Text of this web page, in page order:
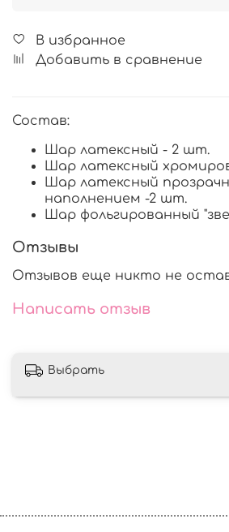
В избранное
Добавить в сравнение
Состав:
Шар латексный - 2 шт.
Шар латексный
Шар латексный
наполнением -2 шт.
Шар фольгированный
Отзывы
Отзывов еще никто не
Написать отзыв
Выбрать